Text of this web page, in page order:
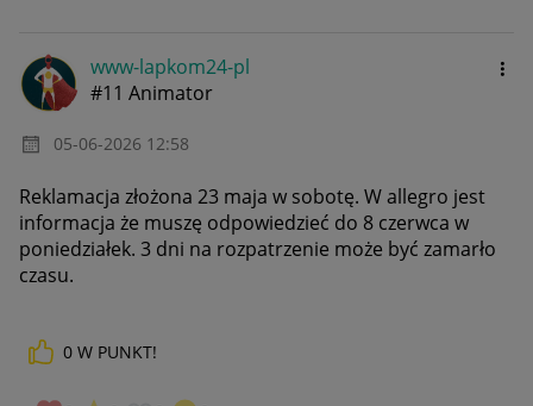
www-lapkom24-pl
#11 Animator
‎05-06-2026 12:58
Reklamacja złożona 23 maja w sobotę. W allegro jest
informacja że muszę odpowiedzieć do 8 czerwca w
poniedziałek. 3 dni na rozpatrzenie może być zamarło
czasu.
0 W PUNKT!